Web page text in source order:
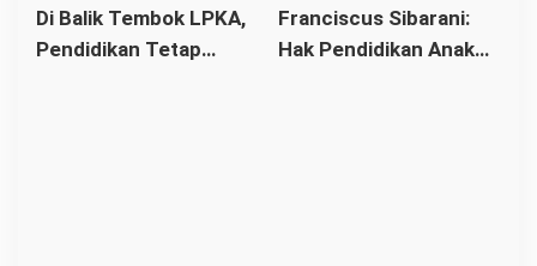
Berdiri
Pahonk LANDAK
Standar Nasional
Pendidikan
Titik Balik Menata
Masa Depan
Di Balik Tembok LPKA,
Pendidikan Tetap
Franciscus Sibarani:
Hak Pendidikan Anak